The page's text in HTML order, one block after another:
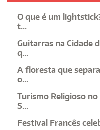
O que é um
t...
Guitarras na Cidade
q...
A floresta que
o...
Turismo Religioso
S...
Festival Francês